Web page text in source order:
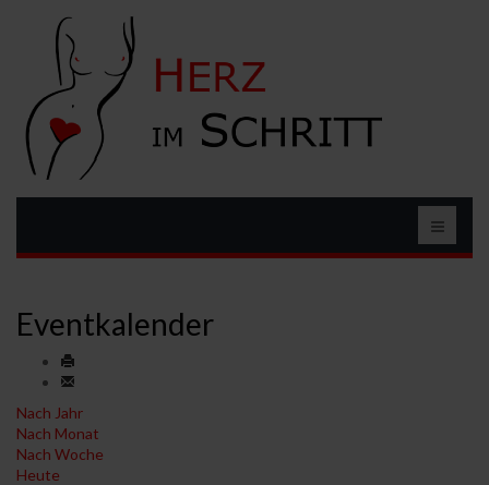
Eventkalender
Nach Jahr
Nach Monat
Nach Woche
Heute